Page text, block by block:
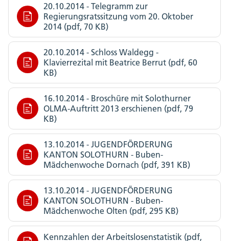
20.10.2014 - Telegramm zur
Regierungsratssitzung vom 20. Oktober
2014 (pdf, 70 KB)
20.10.2014 - Schloss Waldegg -
Klavierrezital mit Beatrice Berrut (pdf, 60
KB)
16.10.2014 - Broschüre mit Solothurner
OLMA-Auftritt 2013 erschienen (pdf, 79
KB)
13.10.2014 - JUGENDFÖRDERUNG
KANTON SOLOTHURN - Buben-
Mädchenwoche Dornach (pdf, 391 KB)
13.10.2014 - JUGENDFÖRDERUNG
KANTON SOLOTHURN - Buben-
Mädchenwoche Olten (pdf, 295 KB)
Kennzahlen der Arbeitslosenstatistik (pdf,